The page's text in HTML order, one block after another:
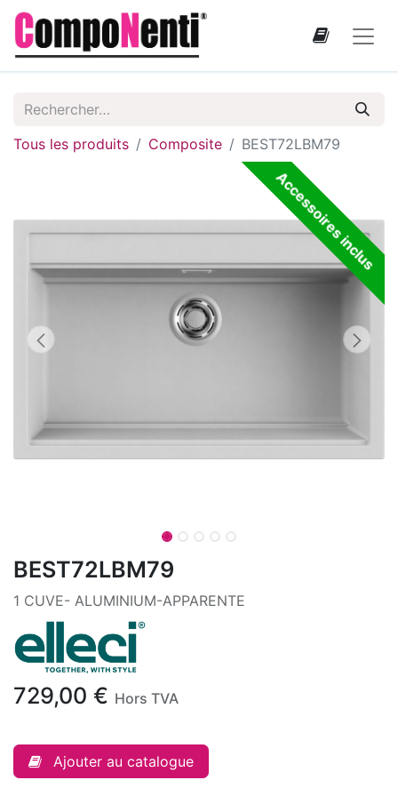
Tous les produits Composite BEST72LBM79
Accessoires inclus
BEST72LBM79
1 CUVE- ALUMINIUM-APPARENTE
729,00 € Hors TVA
Ajouter au catalogue